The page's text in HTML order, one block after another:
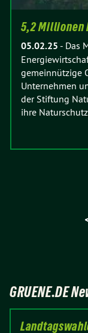
5,2 Millionen
05.02.25 - Das
gemeinnützige
Unternehmen
der Stiftung
ihre
GRUENE.DE